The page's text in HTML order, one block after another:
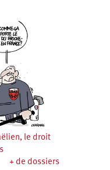
le droit
+ de dossiers